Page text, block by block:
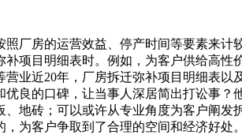
房的运营效益、停产时间等要素来计
项目明细表时。例如，为客户供给高
业近20年，厂房拆迁弥补项目明细表
良的口碑，让当事人深居简出打讼事
地砖；可以或许从专业角度为客户阐
为客户争取到了合理的空间和经济好